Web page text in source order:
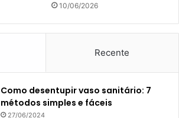
10/06/2026
Recente
Como desentupir vaso sanitário: 7
métodos simples e fáceis
27/06/2024